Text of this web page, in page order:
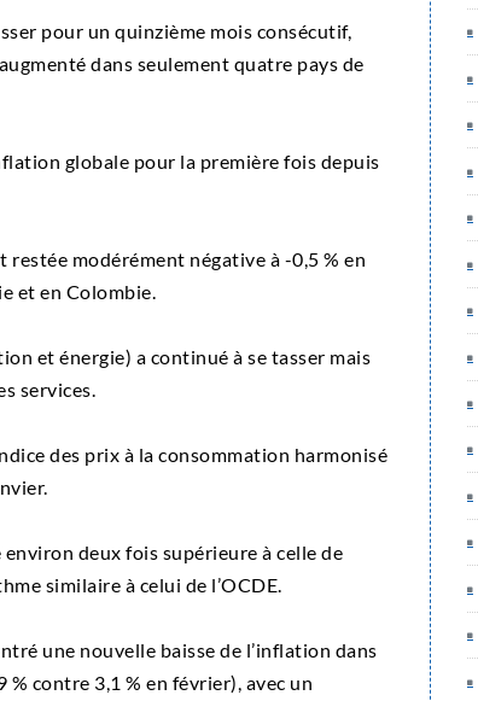
pour un quinzième mois consécutif,
dans seulement quatre pays de
globale pour la première fois depuis
restée modérément négative à -0,5 % en
et en Colombie.
et énergie) a continué à se tasser mais
services.
des prix à la consommation harmonisé
deux fois supérieure à celle de
similaire à celui de l’OCDE.
une nouvelle baisse de l’inflation dans
% contre 3,1 % en février), avec un